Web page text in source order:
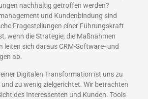
nachhaltig getroffen werden?
und Kundenbindung sind
Fragestellungen einer Führungskraft
wenn die Strategie, die Maßnahmen
leiten sich daraus CRM-Software- und
ab.
Digitalen Transformation ist uns zu
zu wenig zielgerichtet. Wir betrachten
des Interessenten und Kunden. Tools